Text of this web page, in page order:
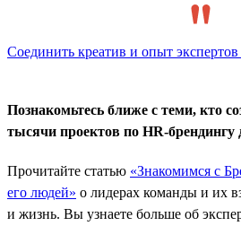
Соединить креатив и опыт
Познакомьтесь ближе с теми, кто
тысячи проектов по HR-
Прочитайте статью «Знакомимся с
его людей» о лидерах команды и их
и жизнь. Вы узнаете больше об